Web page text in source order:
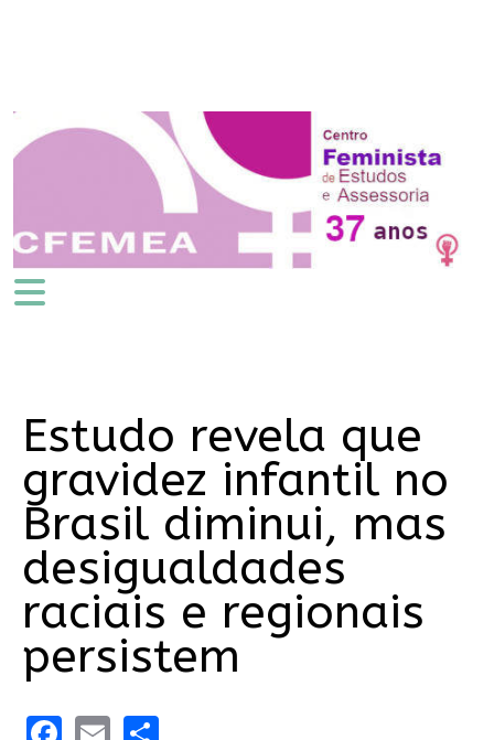
Estudo revela que
gravidez infantil no
Brasil diminui, mas
desigualdades
raciais e regionais
persistem
Facebook
EmailShare